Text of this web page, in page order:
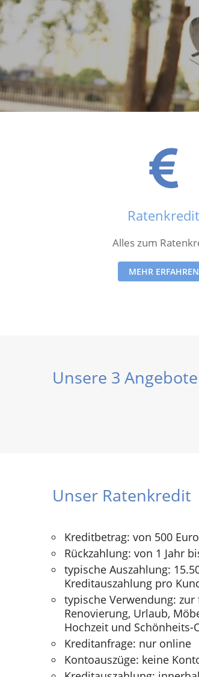
Ratenkredit
Alles zum
MEHR ERFAHREN
Unsere 3
Unser Ratenkredit
Kreditbetrag: von 500
Rückzahlung: von 1 Jahr
typische Auszahlung:
Kreditauszahlung pro
typische Verwendung:
Renovierung, Urlaub,
Hochzeit und Schönheits-
Kreditanfrage: nur online
Kontoauszüge: keine